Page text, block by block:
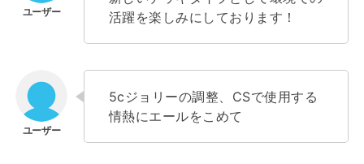
活躍を楽しみにしております！
5cジョリーの調整、CSで使用する
情熱にエールをこめて